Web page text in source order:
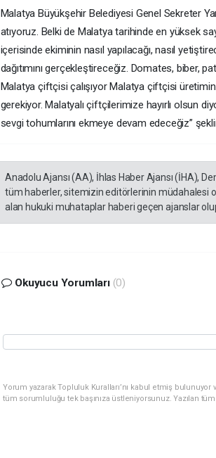
Malatya Büyükşehir Belediyesi Genel Sekreter
atıyoruz. Belki de Malatya tarihinde en yüksek
içerisinde ekiminin nasıl yapılacağı, nasıl
dağıtımını gerçekleştireceğiz. Domates, biber,
Malatya çiftçisi çalışıyor Malatya çiftçisi
gerekiyor. Malatyalı çiftçilerimize hayırlı olsun
sevgi tohumlarını ekmeye devam edeceğiz”
Anadolu Ajansı (AA), İhlas Haber Ajansı (İHA),
tüm haberler, sitemizin editörlerinin müdahalesi
alan hukuki muhataplar haberi geçen ajanslar
Okuyucu Yorumları (0)
Yorum yazarak Topluluk Kuralları’nı kabul etmiş
tüm sorumluluğu tek başınıza üstleniyorsunuz. Yazılan